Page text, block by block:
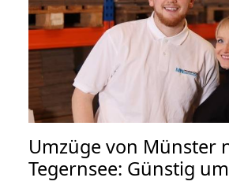
Umzüge von Münster
Tegernsee: Günstig